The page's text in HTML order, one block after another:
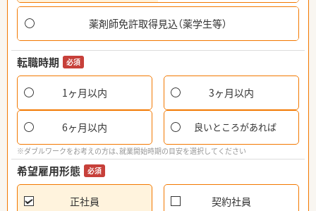
薬剤師免許取得見込（薬学生等）
転職時期 必須
1ヶ月以内 3ヶ月以内
6ヶ月以内 良いところがあれば
※ダブルワークをお考えの方は、就業開始時期の目安を選択してください
希望雇用形態 必須
正社員 契約社員